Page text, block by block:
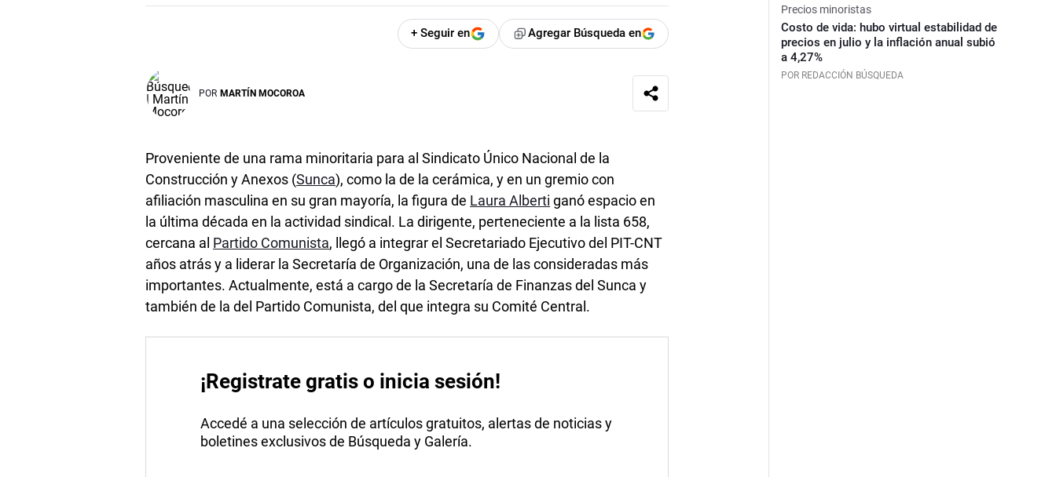
+ Seguir en Agregar Búsqueda en
POR MARTÍN MOCOROA
Proveniente de una rama minoritaria para al Sindicato Único Nacional de la
Construcción y Anexos (Sunca), como la de la cerámica, y en un gremio con
afiliación masculina en su gran mayoría, la figura de Laura Alberti ganó espacio en
la última década en la actividad sindical. La dirigente, perteneciente a la lista 658,
cercana al Partido Comunista, llegó a integrar el Secretariado Ejecutivo del PIT-CNT
años atrás y a liderar la Secretaría de Organización, una de las consideradas más
importantes. Actualmente, está a cargo de la Secretaría de Finanzas del Sunca y
también de la del Partido Comunista, del que integra su Comité Central.
¡Registrate gratis o inicia sesión!
Accedé a una selección de artículos gratuitos, alertas de noticias y
boletines exclusivos de Búsqueda y Galería.
Precios minoristas
Costo de vida: hubo virtual estabilidad de
precios en julio y la inflación anual subió
a 4,27%
POR REDACCIÓN BÚSQUEDA